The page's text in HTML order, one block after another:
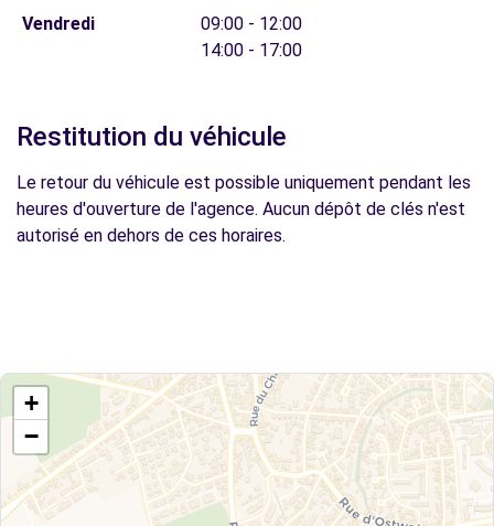
Vendredi
09:00 - 12:00
14:00 - 17:00
Restitution du véhicule
Le retour du véhicule est possible uniquement pendant les
heures d'ouverture de l'agence. Aucun dépôt de clés n'est
autorisé en dehors de ces horaires.
+
−